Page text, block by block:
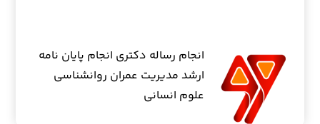
انجام رساله دکتری انجام پایان نامه
ارشد مدیریت عمران روانشناسی
علوم انسانی